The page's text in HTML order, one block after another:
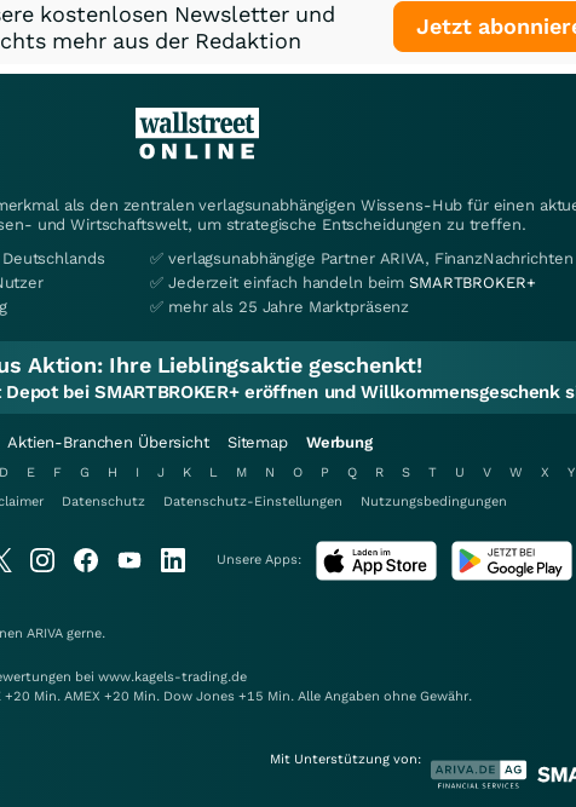
kostenlosen Newsletter und
mehr aus der Redaktion
Jetzt
als den zentralen verlagsunabhängigen Wissens-Hub für einen
und Wirtschaftswelt, um strategische Entscheidungen zu treffen.
✅ verlagsunabhängige Partner ARIVA,
✅ Jederzeit einfach handeln beimSMARTBROKER+
✅ mehr als 25 Jahre Marktpräsenz
Aktion: Ihre Lieblingsaktie geschenkt!
bei SMARTBROKER+ eröffnen und Willkommensgeschenk
Aktien-Branchen Übersicht Sitemap Werbung
D E F G H I J K L M N O P Q R S T U V W X Y
Datenschutz Datenschutz-Einstellungen Nutzungsbedingungen
Unsere Apps:
ARIVA gerne.
bei www.kagels-trading.de
Min. AMEX +20 Min. Dow Jones +15 Min. Alle Angaben ohne Gewähr.
Mit Unterstützung von: